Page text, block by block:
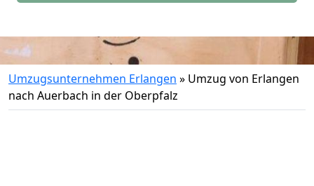
Umzugsunternehmen Erlangen » Umzug von Erlangen
nach Auerbach in der Oberpfalz